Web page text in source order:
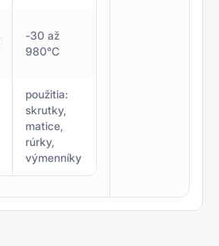
-30 až
980°C
použitia:
skrutky,
matice,
rúrky,
výmenníky